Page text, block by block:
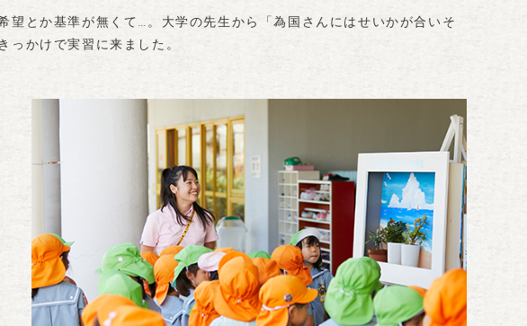
望とか基準が無くて…。大学の先生から「為国さんにはせいかが合いそ
っかけで実習に来ました。